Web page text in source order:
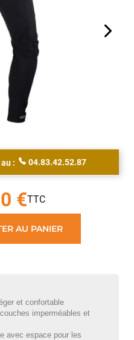
et confortable
imperméables et
avec espace pour les
: 04.83.42.52.87
€
AU PANIER
chez Funway Vélo à La
départ, j'ai été très satisfait